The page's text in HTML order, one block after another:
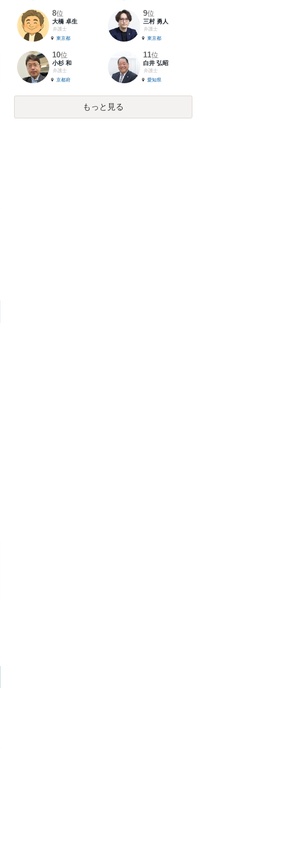
8位
大橋 卓生
弁護士
東京都
9位
三村 勇人
弁護士
東京都
10位
小杉 和
弁護士
京都府
11位
白井 弘昭
弁護士
愛知県
もっと見る